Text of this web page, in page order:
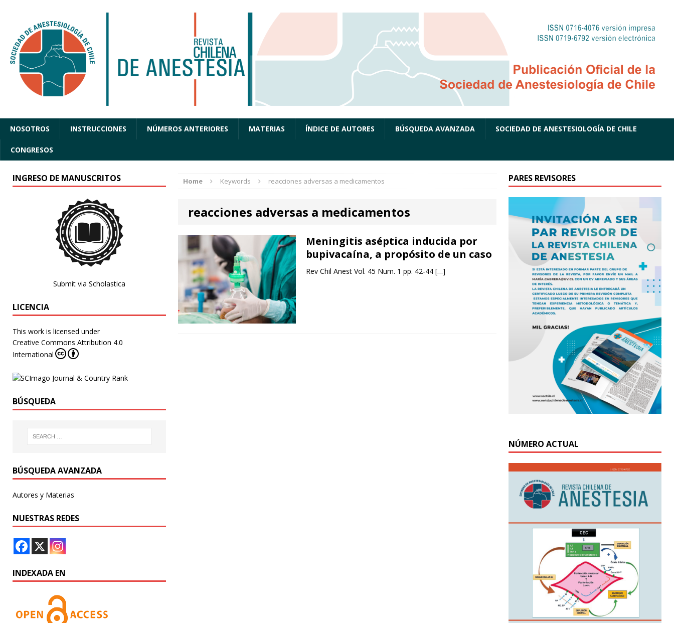
NOSOTROS INSTRUCCIONES NÚMEROS ANTERIORES MATERIAS ÍNDICE DE AUTORES BÚSQUEDA AVANZADA SOCIEDAD DE ANESTESIOLOGÍA DE CHILE
CONGRESOS
Home Keywords reacciones adversas a medicamentos
reacciones adversas a medicamentos
Meningitis aséptica inducida por
bupivacaína, a propósito de un caso
Rev Chil Anest Vol. 45 Num. 1 pp. 42-44 […]
INGRESO DE MANUSCRITOS
Submit via Scholastica
LICENCIA
This work is licensed under
Creative Commons Attribution 4.0
International
BÚSQUEDA
BÚSQUEDA AVANZADA
Autores y Materias
NUESTRAS REDES
INDEXADA EN
PARES REVISORES
NÚMERO ACTUAL